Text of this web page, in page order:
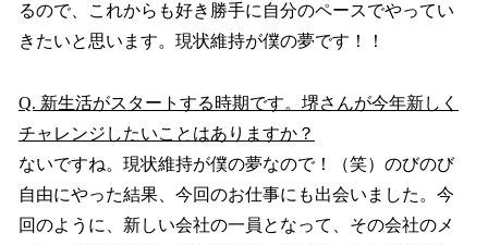
るので、これからも好き勝手に自分のペースでやってい
きたいと思います。現状維持が僕の夢です！！
Q. 新生活がスタートする時期です。堺さんが今年新しく
チャレンジしたいことはありますか？
ないですね。現状維持が僕の夢なので！（笑）のびのび
自由にやった結果、今回のお仕事にも出会いました。今
回のように、新しい会社の一員となって、その会社のメ